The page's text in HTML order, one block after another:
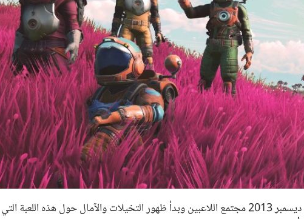
أثار الإعلان عن اللعبة لأول مرة في ديسمبر 2013 مجتمع اللاعبين وبدأ ظهور التخيلات والآمال حول هذه اللعبة التي